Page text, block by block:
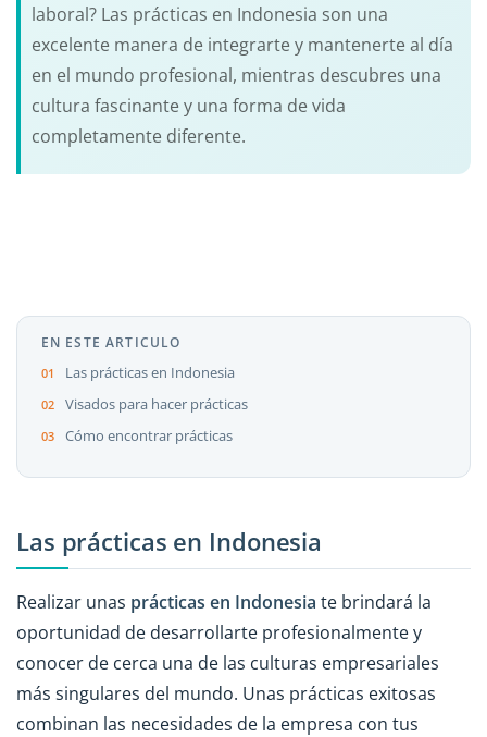
laboral? Las prácticas en Indonesia son una
excelente manera de integrarte y mantenerte al día
en el mundo profesional, mientras descubres una
cultura fascinante y una forma de vida
completamente diferente.
EN ESTE ARTICULO
Las prácticas en Indonesia
Visados para hacer prácticas
Cómo encontrar prácticas
Las prácticas en Indonesia
Realizar unas prácticas en Indonesia te brindará la
oportunidad de desarrollarte profesionalmente y
conocer de cerca una de las culturas empresariales
más singulares del mundo. Unas prácticas exitosas
combinan las necesidades de la empresa con tus